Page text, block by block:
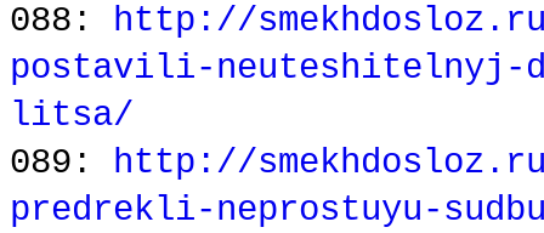
088: http://
postavili-neuteshitelnyj-
litsa/
089: http://
predrekli-neprostuyu-